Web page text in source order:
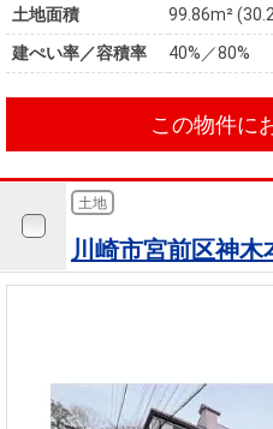
土地面積
99.86m²
建ぺい率／容積率
40%／80%
この物件に
土地
川崎市宮前区神木